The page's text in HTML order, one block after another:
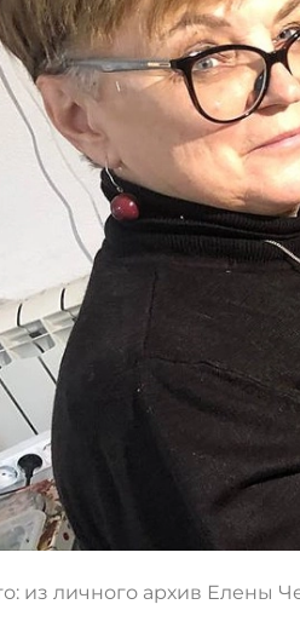
из личного архив Елены